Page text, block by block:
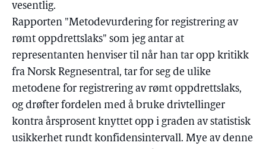
vesentlig.
Rapporten "Metodevurdering for registrering av
rømt oppdrettslaks" som jeg antar at
representanten henviser til når han tar opp kritikk
fra Norsk Regnesentral, tar for seg de ulike
metodene for registrering av rømt oppdrettslaks,
og drøfter fordelen med å bruke drivtellinger
kontra årsprosent knyttet opp i graden av statistisk
usikkerhet rundt konfidensintervall. Mye av denne